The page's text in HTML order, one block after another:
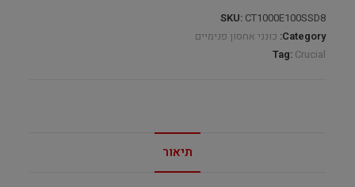
SKU: CT1000E100SSD8
Category: כונני אחסון פנימיים
Tag: Crucial
תיאור